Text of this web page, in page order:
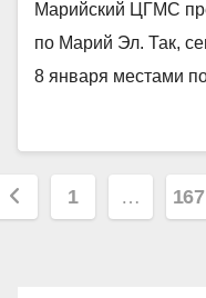
Марийский ЦГМС
по Марий Эл. Так,
8 января местами
1 … 167